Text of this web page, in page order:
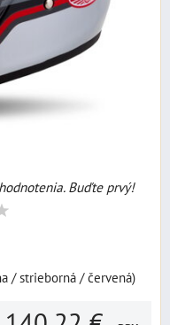
Buďte prvý!
/ strieborná / červená)